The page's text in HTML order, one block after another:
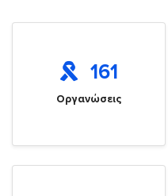
161
Οργανώσεις